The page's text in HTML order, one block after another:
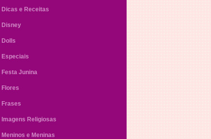
Dicas e Receitas
Disney
Dolls
Especiais
Festa Junina
Flores
Frases
Imagens Religiosas
Meninos e Meninas